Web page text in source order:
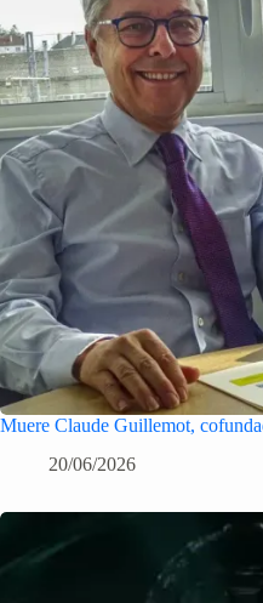
Muere Claude Guillemot,
20/06/2026